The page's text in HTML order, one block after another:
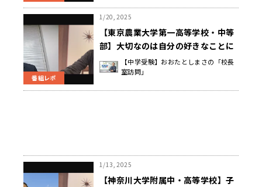
番組レポ
1/20, 2025
【東京農業大学第一高等学校・中等
部】大切なのは自分の好きなことに
打ち込ませること 幸田 諭昭 校長先
生
【中学受験】おおたとしまさの「校長
室訪問」
1/13, 2025
【神奈川大学附属中・高等学校】子